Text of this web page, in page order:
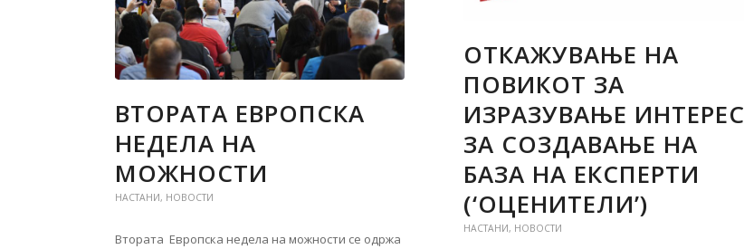
ВТОРАТА ЕВРОПСКА
НЕДЕЛА НА
МОЖНОСТИ
НАСТАНИ, НОВОСТИ
Втората Европска недела на можности се одржа
ОТКАЖУВАЊЕ НА
ПОВИКОТ ЗА
ИЗРАЗУВАЊЕ ИНТЕРЕС
ЗА СОЗДАВАЊЕ НА
БАЗА НА ЕКСПЕРТИ
(‘ОЦЕНИТЕЛИ’)
НАСТАНИ, НОВОСТИ